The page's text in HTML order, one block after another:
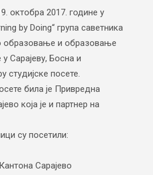
октобра 2017. године у
by Doing“ група саветника
образовање и образовање
Сарајеву, Босна и
студијске посете.
била је Привредна
која је и партнер на
су посетили:
Сарајево